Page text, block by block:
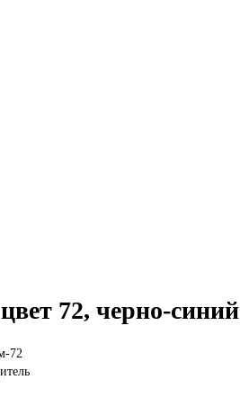
72, черно-синий
72